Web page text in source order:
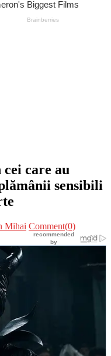
care au
sensibili
Mihai Comment(0)